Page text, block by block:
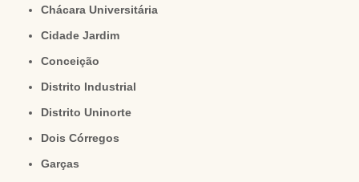
Chácara Universitária
Cidade Jardim
Conceição
Distrito Industrial
Distrito Uninorte
Dois Córregos
Garças